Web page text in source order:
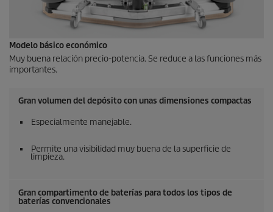
Modelo básico económico
Muy buena relación precio-potencia. Se reduce a las funciones más
importantes.
Gran volumen del depósito con unas dimensiones compactas
Especialmente manejable.
Permite una visibilidad muy buena de la superficie de
limpieza.
Gran compartimento de baterías para todos los tipos de
baterías convencionales